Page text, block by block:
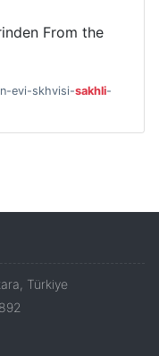
From the
evi-skhvisi-sakhli-
Türkiye